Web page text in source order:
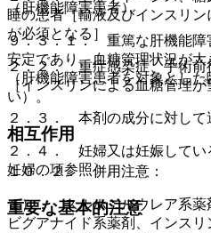
（肝機能障害患者）
９．３．１． 重篤な肝機能障
安定であり、血糖管理状況が
（肝機能障害患者を対象とし
い）。
相互作用
１０．２． 併用注意：
１）． スルホニルウレア系薬
ビグアナイド系薬剤、インス
睡の患者［輸液及びインスリ
が必須となる］。
２．２． 重症感染症、手術前
［インスリンによる血糖管理
２．３． 本剤の成分に対して
２．４． 妊婦又は妊娠してい
妊婦の項参照〕。
重要な基本的注意